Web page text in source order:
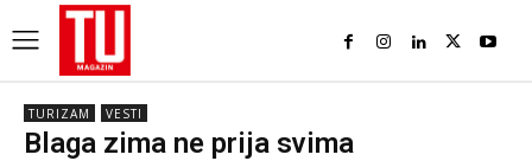
TURIZAM VESTI
Blaga zima ne prija svima